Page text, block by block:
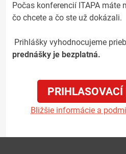
Počas konferencií ITAPA máte
čo chcete a čo ste už dokázali.
Prihlášky vyhodnocujeme
prednášky je bezplatná.
PRIHLASOVACÍ
Bližšie informácie a